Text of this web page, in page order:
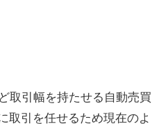
取引幅を持たせる自動売買
取引を任せるため現在のよ